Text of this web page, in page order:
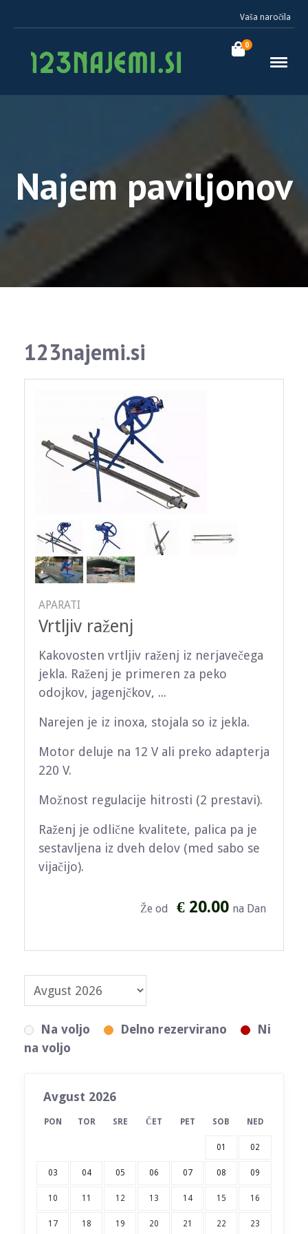
Vaša naročila
0
Najem paviljonov
123najemi.si
APARATI
Vrtljiv raženj
Kakovosten vrtljiv raženj iz nerjavečega
jekla. Raženj je primeren za peko
odojkov, jagenjčkov, ...
Narejen je iz inoxa, stojala so iz jekla.
Motor deluje na 12 V ali preko adapterja
220 V.
Možnost regulacije hitrosti (2 prestavi).
Raženj je odlične kvalitete, palica pa je
sestavljena iz dveh delov (med sabo se
vijačijo).
Že od € 20.00 na Dan
Na voljo Delno rezervirano
Ni
na voljo
Avgust 2026
PON TOR SRE ČET PET SOB NED
01 02
03 04 05 06 07 08 09
10 11 12 13 14 15 16
17 18 19 20 21 22 23